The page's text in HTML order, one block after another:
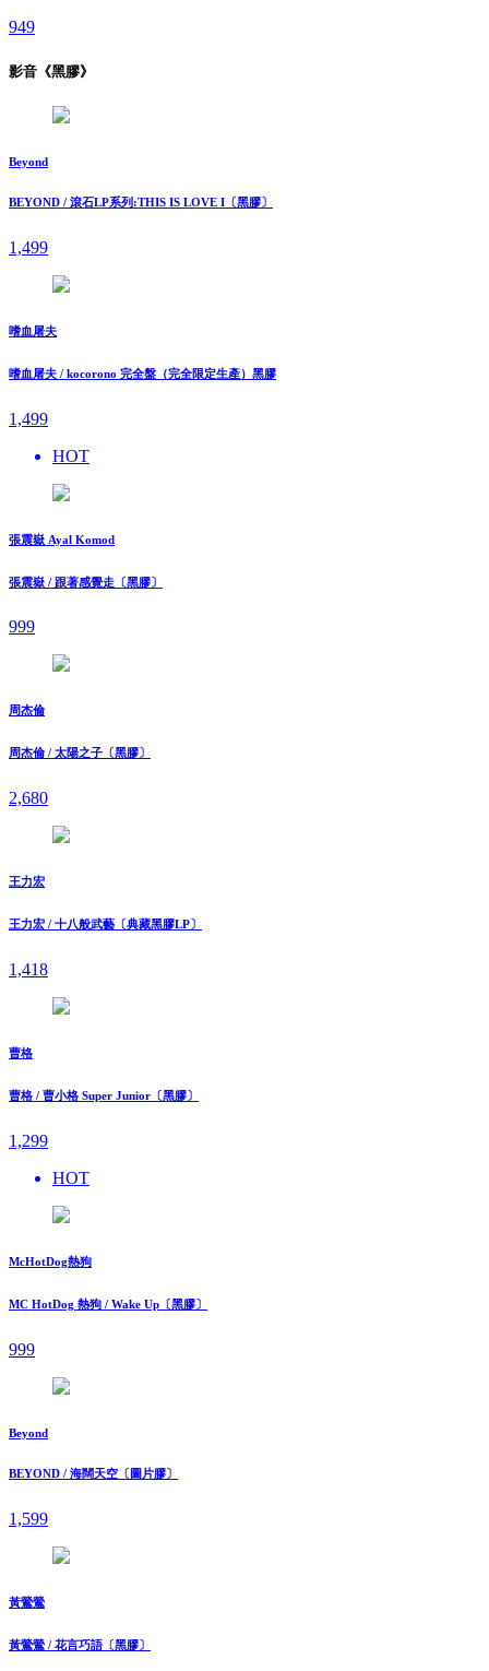
949
影音《黑膠》
Beyond
BEYOND / 滾石LP系列:THIS IS LOVE I〔黑膠〕
1,499
嗜血屠夫
嗜血屠夫 / kocorono 完全盤（完全限定生產）黑膠
1,499
HOT
張震嶽 Ayal Komod
張震嶽 / 跟著感覺走〔黑膠〕
999
周杰倫
周杰倫 / 太陽之子〔黑膠〕
2,680
王力宏
王力宏 / 十八般武藝〔典藏黑膠LP〕
1,418
曹格
曹格 / 曹小格 Super Junior〔黑膠〕
1,299
HOT
McHotDog熱狗
MC HotDog 熱狗 / Wake Up〔黑膠〕
999
Beyond
BEYOND / 海闊天空〔圖片膠〕
1,599
黃鶯鶯
黃鶯鶯 / 花言巧語〔黑膠〕